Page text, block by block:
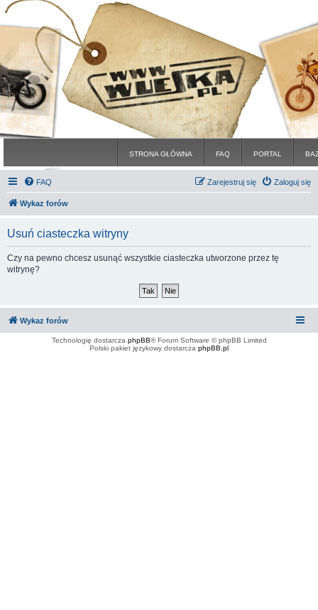
STRONA GŁÓWNA FAQ PORTAL
FAQ Zaloguj się
Zarejestruj się
Wykaz forów
Usuń ciasteczka witryny
Czy na pewno chcesz usunąć wszystkie ciasteczka utworzone przez tę
witrynę?
Wykaz forów
Technologię dostarcza phpBB® Forum Software © phpBB Limited
Polski pakiet językowy dostarcza phpBB.pl